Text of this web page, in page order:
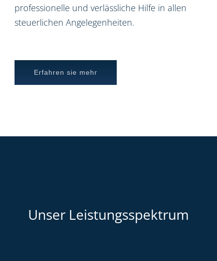
professionelle und verlässliche Hilfe in allen
steuerlichen Angelegenheiten.
Erfahren sie mehr
Unser Leistungsspektrum